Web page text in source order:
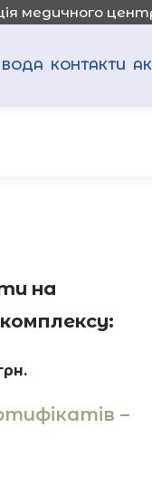
медичного
ВОДА КОНТАКТИ
на
–